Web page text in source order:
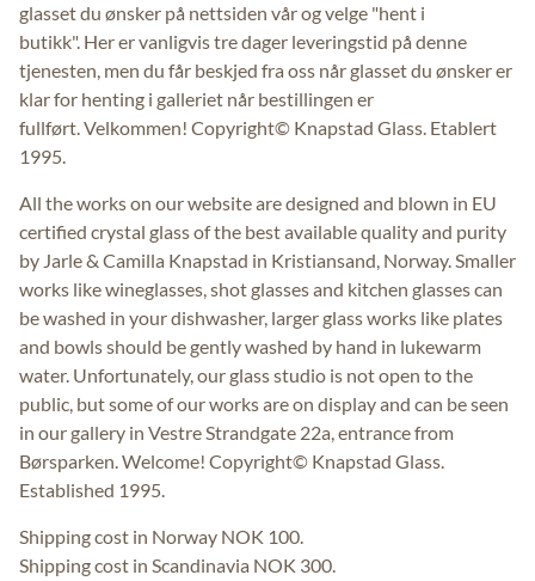
glasset du ønsker på nettsiden vår og velge "hent i
butikk". Her er vanligvis tre dager leveringstid på denne
tjenesten, men du får beskjed fra oss når glasset du ønsker er
klar for henting i galleriet når bestillingen er
fullført. Velkommen! Copyright© Knapstad Glass. Etablert
1995.
All the works on our website are designed and blown in EU
certified crystal glass of the best available quality and purity
by Jarle & Camilla Knapstad in Kristiansand, Norway. Smaller
works like wineglasses, shot glasses and kitchen glasses can
be washed in your dishwasher, larger glass works like plates
and bowls should be gently washed by hand in lukewarm
water. Unfortunately, our glass studio is not open to the
public, but some of our works are on display and can be seen
in our gallery in Vestre Strandgate 22a, entrance from
Børsparken. Welcome! Copyright© Knapstad Glass.
Established 1995.
Shipping cost in Norway NOK 100.
Shipping cost in Scandinavia NOK 300.